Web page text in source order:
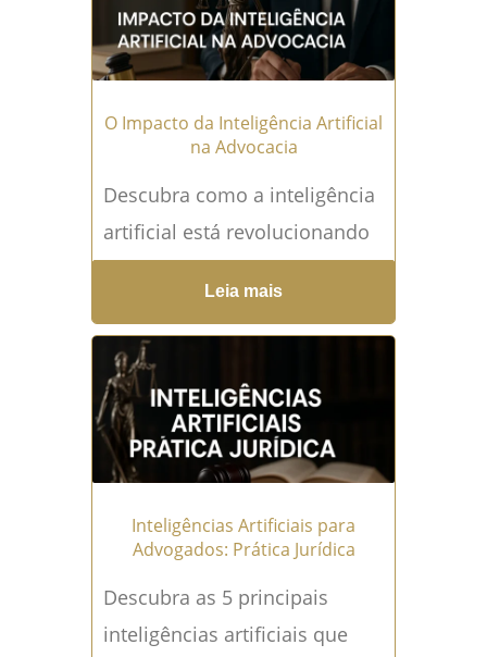
benefícios...Leia mais →
O Impacto da Inteligência Artificial
na Advocacia
Descubra como a inteligência
artificial está revolucionando
a advocacia e saiba como os
advogados podem se adaptar
a essa nova realidade.
Aumente...
Leia mais →
Leia mais
Inteligências Artificiais para
Advogados: Prática Jurídica
Descubra as 5 principais
inteligências artificiais que